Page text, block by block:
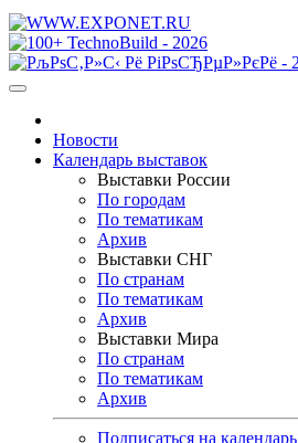
Новости
Календарь выставок
Выставки России
По городам
По тематикам
Архив
Выставки СНГ
По странам
По тематикам
Архив
Выставки Мира
По странам
По тематикам
Архив
Подписаться на календарь